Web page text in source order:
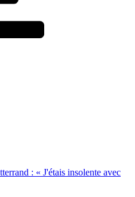
: « J'étais insolente avec